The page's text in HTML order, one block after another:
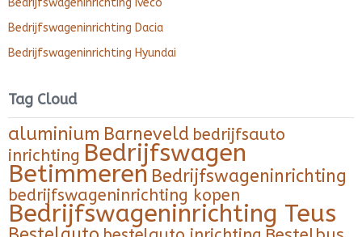
Bedrijfswageninrichting Iveco
Bedrijfswageninrichting Dacia
Bedrijfswageninrichting Hyundai
Tag Cloud
aluminium Barneveld bedrijfsauto
inrichting Bedrijfswagen
Betimmeren Bedrijfswageninrichting
bedrijfswageninrichting kopen
Bedrijfswageninrichting Teus